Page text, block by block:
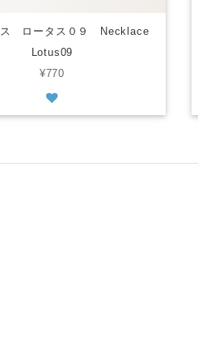
ス ロータス０９ Necklace
Lotus09
¥770